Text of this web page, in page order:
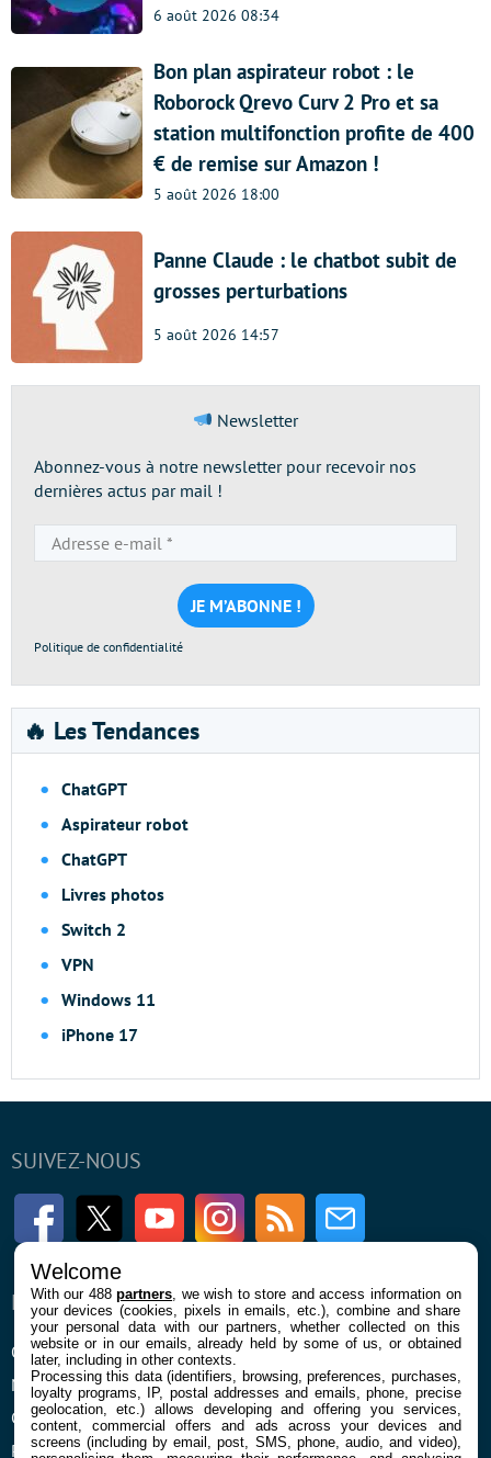
6 août 2026 08:34
Bon plan aspirateur robot : le
Roborock Qrevo Curv 2 Pro et sa
station multifonction profite de 400
€ de remise sur Amazon !
5 août 2026 18:00
Panne Claude : le chatbot subit de
grosses perturbations
5 août 2026 14:57
Newsletter
Abonnez-vous à notre newsletter pour recevoir nos
dernières actus par mail !
e-
mail
*
Politique de confidentialité
🔥 Les Tendances
ChatGPT
Aspirateur robot
ChatGPT
Livres photos
Switch 2
VPN
Windows 11
iPhone 17
SUIVEZ-NOUS
FacebookTwitter Youtube InstagramRSS Newsletter
ENTREPRISE
Qui sommes nous
Mentions légales et CGU
Confidentialité et Cookies
Préférences cookies
À PROPOS
La rédaction
Contact
Welcome
With our 488partners , we wish to store and access information on
your devices (cookies, pixels in emails, etc.), combine and share
your personal data with our partners, whether collected on this
website or in our emails, already held by some of us, or obtained
later, including in other contexts.
Processing this data (identifiers, browsing, preferences, purchases,
loyalty programs, IP, postal addresses and emails, phone, precise
geolocation, etc.) allows developing and offering you services,
content, commercial offers and ads across your devices and
screens (including by email, post, SMS, phone, audio, and video),